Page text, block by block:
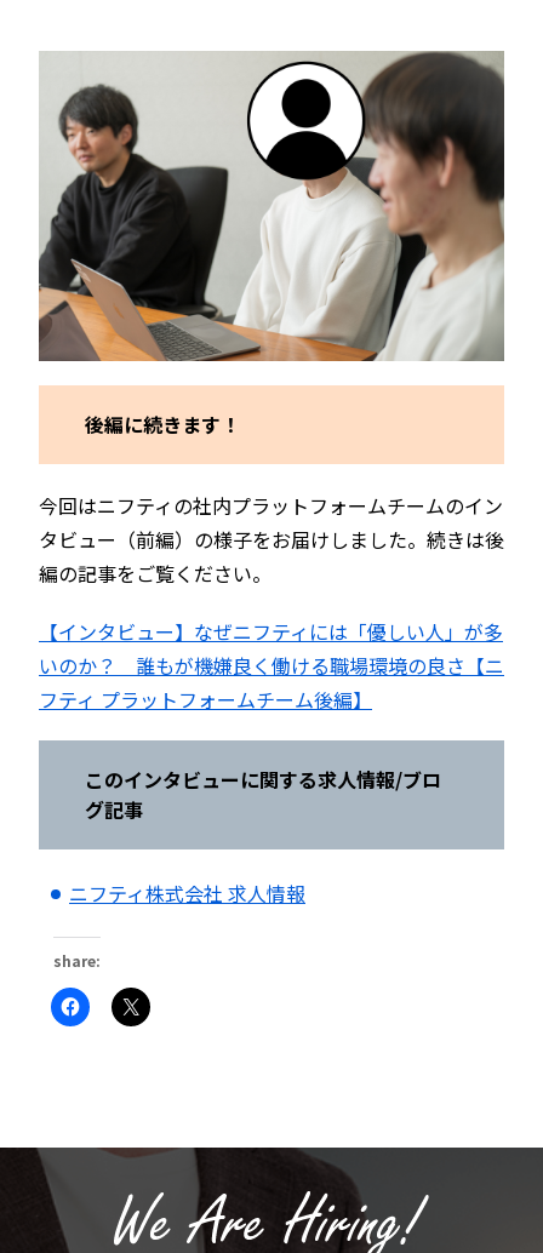
後編に続きます！
今回はニフティの社内プラットフォームチームのイン
タビュー（前編）の様子をお届けしました。続きは後
編の記事をご覧ください。
【インタビュー】なぜニフティには「優しい人」が多
いのか？ 誰もが機嫌良く働ける職場環境の良さ【ニ
フティ プラットフォームチーム後編】
このインタビューに関する求人情報/ブロ
グ記事
ニフティ株式会社 求人情報
share:
Facebook
で
リ
ク
リ
有
(新
い
ウ
ィ
ン